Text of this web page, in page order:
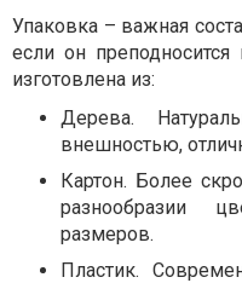
Упаковка – важная
если он
изготовлена из:
Дерева.
внешностью,
Картон. Более
разнообразии
размеров.
Пластик.